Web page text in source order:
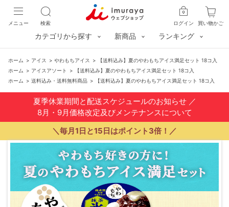
買い物かご
ログイン
検索
メニュー
カテゴリから探す 新商品 ランキング
ホーム > アイス > やわもちアイス >
【送料込み】夏のやわもちアイス満足セット 18コ入
ホーム > アイスアソート >
【送料込み】夏のやわもちアイス満足セット 18コ入
ホーム > 送料込み・送料無料商品 > 【送料込み】夏のやわもちアイス満足セット 18コ入
夏季休業期間と配送スケジュールのお知らせ／
8月・9月価格改定及びメンテナンスについて
＼毎月1日と15日はポイント3倍！／